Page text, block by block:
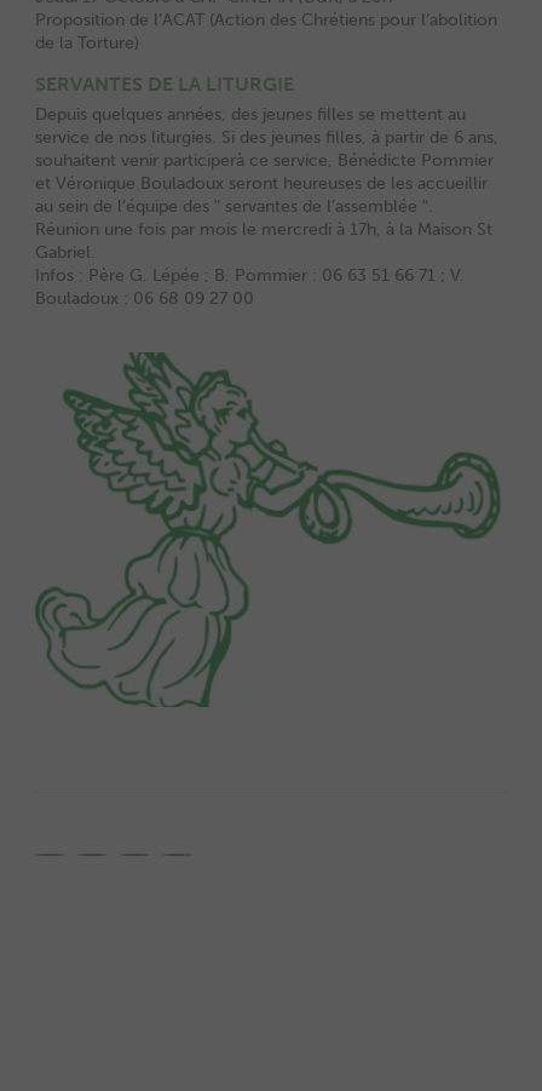
Proposition de l’ACAT (Action des Chrétiens pour l’abolition
de la Torture)
SERVANTES DE LA LITURGIE
Depuis quelques années, des jeunes filles se mettent au
service de nos liturgies. Si des jeunes filles, à partir de 6 ans,
souhaitent venir participerà ce service, Bénédicte Pommier
et Véronique Bouladoux seront heureuses de les accueillir
au sein de l’équipe des ʺ servantes de l’assemblée ʺ.
Réunion une fois par mois le mercredi à 17h, à la Maison St
Gabriel.
Infos : Père G. Lépée ; B. Pommier : 06 63 51 66 71 ; V.
Bouladoux : 06 68 09 27 00